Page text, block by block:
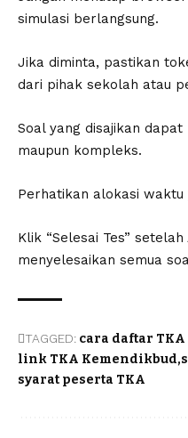
simulasi berlangsung.
Jika diminta, pastikan
dari pihak sekolah atau
Soal yang disajikan
maupun kompleks.
Perhatikan alokasi
Klik “Selesai Tes”
menyelesaikan semua
TAGGED: cara daftar TKA
link TKA Kemendikbud
syarat peserta TKA